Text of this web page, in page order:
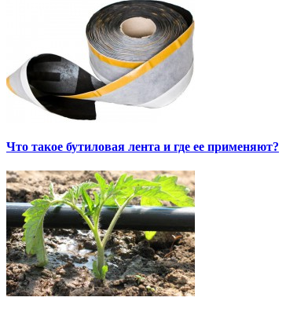
Что такое бутиловая лента и где ее применяют?